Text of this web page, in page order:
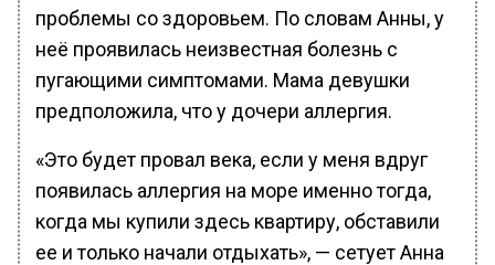
проблемы со здоровьем. По словам Анны, у
неё проявилась неизвестная болезнь с
пугающими симптомами. Мама девушки
предположила, что у дочери аллергия.
«Это будет провал века, если у меня вдруг
появилась аллергия на море именно тогда,
когда мы купили здесь квартиру, обставили
ее и только начали отдыхать», — сетует Анна